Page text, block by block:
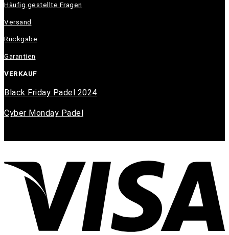
Häufig gestellte Fragen
Versand
Rückgabe
Garantien
VERKAUF
Black Friday Padel 2024
Cyber Monday Padel